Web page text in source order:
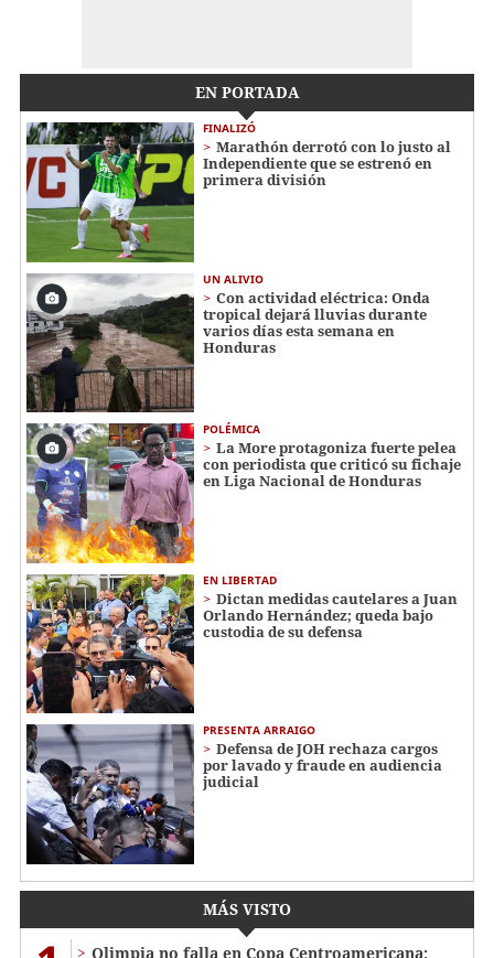
EN PORTADA
FINALIZÓ
Marathón derrotó con lo justo al
Independiente que se estrenó en
primera división
UN ALIVIO
Con actividad eléctrica: Onda
tropical dejará lluvias durante
varios días esta semana en
Honduras
POLÉMICA
La More protagoniza fuerte pelea
con periodista que criticó su fichaje
en Liga Nacional de Honduras
EN LIBERTAD
Dictan medidas cautelares a Juan
Orlando Hernández; queda bajo
custodia de su defensa
PRESENTA ARRAIGO
Defensa de JOH rechaza cargos
por lavado y fraude en audiencia
judicial
MÁS VISTO
Olimpia no falla en Copa Centroamericana: